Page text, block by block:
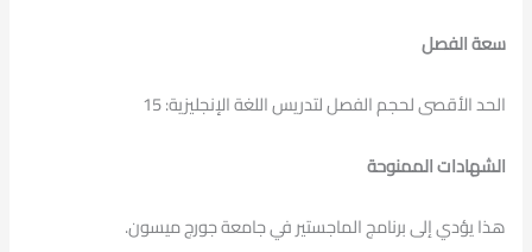
سعة الفصل
الحد الأقصى لحجم الفصل لتدريس اللغة الإنجليزية: 15
الشهادات الممنوحة
هذا يؤدي إلى برنامج الماجستير في جامعة جورج ميسون.